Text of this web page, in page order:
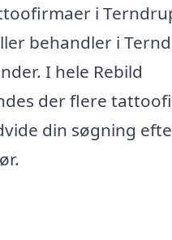
i
behandler i
I hele Rebild
der flere
din søgning